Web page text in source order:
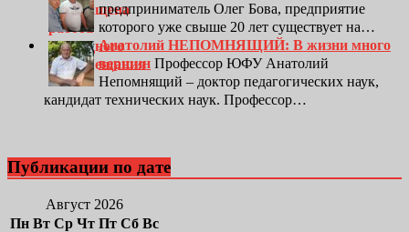
предприниматель Олег Бова, предприятие
которого уже свыше 20 лет существует на…
Анатолий НЕПОМНЯЩИЙ: В жизни много
вершин Профессор ЮФУ Анатолий
Непомнящий – доктор педагогических наук,
кандидат технических наук. Профессор…
Публикации по дате
Август 2026
Пн Вт Ср Чт Пт Сб Вс